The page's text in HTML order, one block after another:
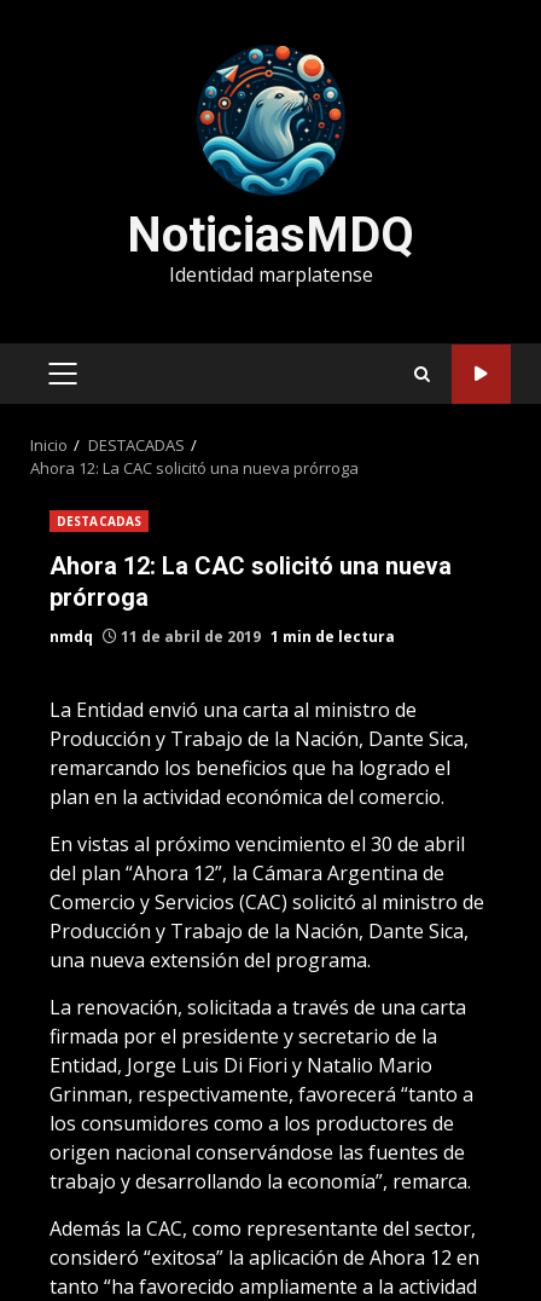
NoticiasMDQ
Identidad marplatense
MENÚ
Inicio
DESTACADAS
Ahora 12: La CAC solicitó una nueva prórroga
DESTACADAS
Ahora 12: La CAC solicitó una nueva
prórroga
nmdq 11 de abril de 2019 1 min de lectura
La Entidad envió una carta al ministro de
Producción y Trabajo de la Nación, Dante Sica,
remarcando los beneficios que ha logrado el
plan en la actividad económica del comercio.
En vistas al próximo vencimiento el 30 de abril
del plan “Ahora 12”, la Cámara Argentina de
Comercio y Servicios (CAC) solicitó al ministro de
Producción y Trabajo de la Nación, Dante Sica,
una nueva extensión del programa.
La renovación, solicitada a través de una carta
firmada por el presidente y secretario de la
Entidad, Jorge Luis Di Fiori y Natalio Mario
Grinman, respectivamente, favorecerá “tanto a
los consumidores como a los productores de
origen nacional conservándose las fuentes de
trabajo y desarrollando la economía”, remarca.
Además la CAC, como representante del sector,
consideró “exitosa” la aplicación de Ahora 12 en
tanto “ha favorecido ampliamente a la actividad